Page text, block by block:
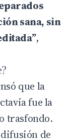
sana, sin
,
que la
fue la
trasfondo.
de